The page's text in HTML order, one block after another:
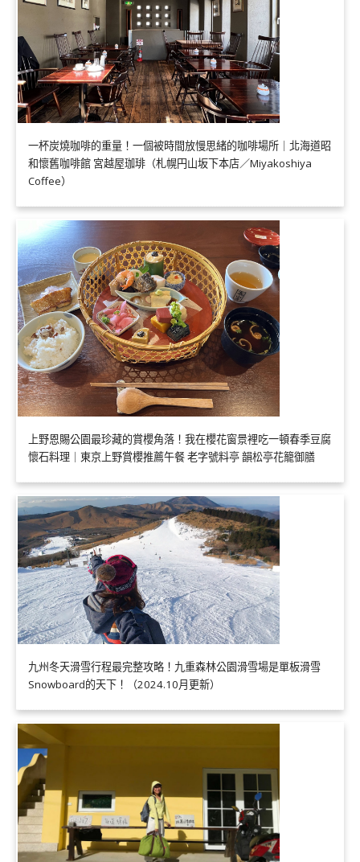
一杯炭燒咖啡的重量！一個被時間放慢思緒的咖啡場所｜北海道昭
和懷舊咖啡館 宮越屋珈琲（札幌円山坂下本店／Miyakoshiya
Coffee）
上野恩賜公園最珍藏的賞櫻角落！我在櫻花窗景裡吃一頓春季豆腐
懷石料理｜東京上野賞櫻推薦午餐 老字號料亭 韻松亭花籠御膳
九州冬天滑雪行程最完整攻略！九重森林公園滑雪場是單板滑雪
Snowboard的天下！（2024.10月更新）